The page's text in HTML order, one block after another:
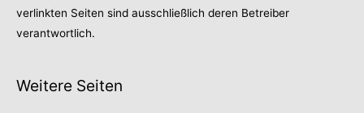
verlinkten Seiten sind ausschließlich deren Betreiber
verantwortlich.
Weitere Seiten